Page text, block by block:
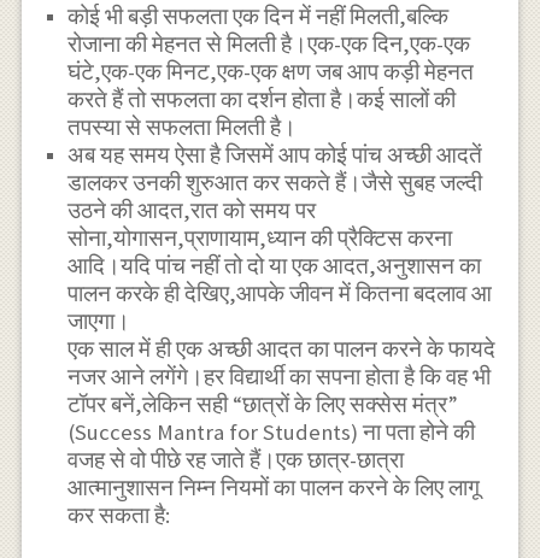
कोई भी बड़ी सफलता एक दिन में नहीं मिलती,बल्कि
रोजाना की मेहनत से मिलती है।एक-एक दिन,एक-एक
घंटे,एक-एक मिनट,एक-एक क्षण जब आप कड़ी मेहनत
करते हैं तो सफलता का दर्शन होता है।कई सालों की
तपस्या से सफलता मिलती है।
अब यह समय ऐसा है जिसमें आप कोई पांच अच्छी आदतें
डालकर उनकी शुरुआत कर सकते हैं।जैसे सुबह जल्दी
उठने की आदत,रात को समय पर
सोना,योगासन,प्राणायाम,ध्यान की प्रैक्टिस करना
आदि।यदि पांच नहीं तो दो या एक आदत,अनुशासन का
पालन करके ही देखिए,आपके जीवन में कितना बदलाव आ
जाएगा।
एक साल में ही एक अच्छी आदत का पालन करने के फायदे
नजर आने लगेंगे।हर विद्यार्थी का सपना होता है कि वह भी
टॉपर बनें,लेकिन सही “छात्रों के लिए सक्सेस मंत्र”
(Success Mantra for Students) ना पता होने की
वजह से वो पीछे रह जाते हैं।एक छात्र-छात्रा
आत्मानुशासन निम्न नियमों का पालन करने के लिए लागू
कर सकता है: